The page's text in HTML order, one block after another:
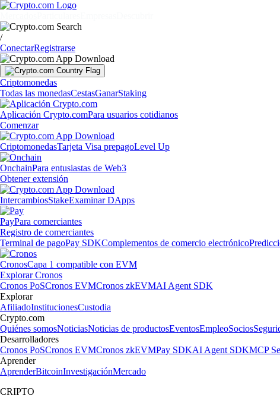
/
ConectarRegistrarse
Criptomonedas
Todas las monedasCestasGanarStaking
Aplicación Crypto.comPara usuarios cotidianos
Comenzar
CriptomonedasTarjeta Visa prepagoLevel Up
OnchainPara entusiastas de Web3
Obtener extensión
IntercambiosStakeExaminar DApps
PayPara comerciantes
Registro de comerciantes
Terminal de pagoPay SDKComplementos de comercio electrónico
CronosCapa 1 compatible con EVM
Explorar Cronos
Cronos PoSCronos EVMCronos zkEVMAI Agent SDK
Explorar
AfiliadoInstitucionesCustodia
Crypto.com
Quiénes somosNoticiasNoticias de productosEventosEmpleoSocios
Desarrolladores
Cronos PoSCronos EVMCronos zkEVMPay SDKAI Agent SDKMCP
Aprender
AprenderBitcoinInvestigaciónMercado
CRIPTO